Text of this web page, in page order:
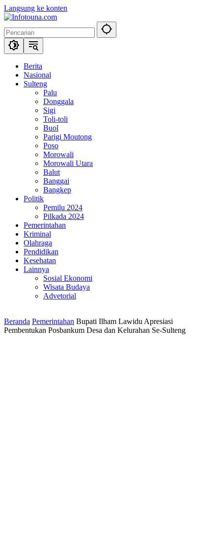
Langsung ke konten
Berita
Nasional
Sulteng
Palu
Donggala
Sigi
Toli-toli
Buol
Parigi Moutong
Poso
Morowali
Morowali Utara
Balut
Banggai
Bangkep
Politik
Pemilu 2024
Pilkada 2024
Pemerintahan
Kriminal
Olahraga
Pendidikan
Kesehatan
Lainnya
Sosial Ekonomi
Wisata Budaya
Advetorial
Beranda Pemerintahan Bupati Ilham Lawidu Apresiasi
Pembentukan Posbankum Desa dan Kelurahan Se-Sulteng